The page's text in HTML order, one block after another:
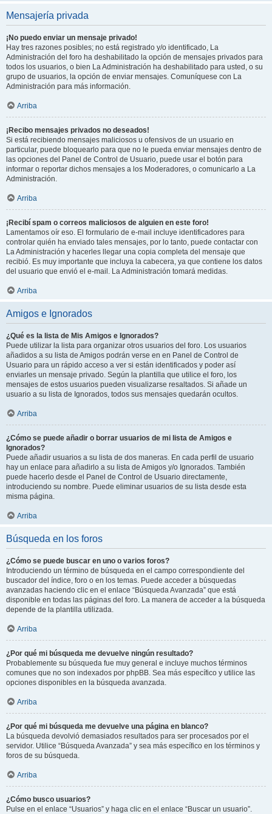
Mensajería privada
¡No puedo enviar un mensaje privado!
Hay tres razones posibles; no está registrado y/o identificado, La
Administración del foro ha deshabilitado la opción de mensajes privados para
todos los usuarios, o bien La Administración ha deshabilitado para usted, o su
grupo de usuarios, la opción de enviar mensajes. Comuníquese con La
Administración para más información.
Arriba
¡Recibo mensajes privados no deseados!
Si está recibiendo mensajes maliciosos u ofensivos de un usuario en
particular, puede bloquearlo para que no le pueda enviar mensajes dentro de
las opciones del Panel de Control de Usuario, puede usar el botón para
informar o reportar dichos mensajes a los Moderadores, o comunicarlo a La
Administración.
Arriba
¡Recibí spam o correos maliciosos de alguien en este foro!
Lamentamos oír eso. El formulario de e-mail incluye identificadores para
controlar quién ha enviado tales mensajes, por lo tanto, puede contactar con
La Administración y hacerles llegar una copia completa del mensaje que
recibió. Es muy importante que incluya la cabecera, ya que contiene los datos
del usuario que envió el e-mail. La Administración tomará medidas.
Arriba
Amigos e Ignorados
¿Qué es la lista de Mis Amigos e Ignorados?
Puede utilizar la lista para organizar otros usuarios del foro. Los usuarios
añadidos a su lista de Amigos podrán verse en en Panel de Control de
Usuario para un rápido acceso a ver si están identificados y poder así
enviarles un mensaje privado. Según la plantilla que utilice el foro, los
mensajes de estos usuarios pueden visualizarse resaltados. Si añade un
usuario a su lista de Ignorados, todos sus mensajes quedarán ocultos.
Arriba
¿Cómo se puede añadir o borrar usuarios de mi lista de Amigos e
Ignorados?
Puede añadir usuarios a su lista de dos maneras. En cada perfil de usuario
hay un enlace para añadirlo a su lista de Amigos y/o Ignorados. También
puede hacerlo desde el Panel de Control de Usuario directamente,
introduciendo su nombre. Puede eliminar usuarios de su lista desde esta
misma página.
Arriba
Búsqueda en los foros
¿Cómo se puede buscar en uno o varios foros?
Introduciendo un término de búsqueda en el campo correspondiente del
buscador del índice, foro o en los temas. Puede acceder a búsquedas
avanzadas haciendo clic en el enlace “Búsqueda Avanzada” que está
disponible en todas las páginas del foro. La manera de acceder a la búsqueda
depende de la plantilla utilizada.
Arriba
¿Por qué mi búsqueda me devuelve ningún resultado?
Probablemente su búsqueda fue muy general e incluye muchos términos
comunes que no son indexados por phpBB. Sea más específico y utilice las
opciones disponibles en la búsqueda avanzada.
Arriba
¿Por qué mi búsqueda me devuelve una página en blanco?
La búsqueda devolvió demasiados resultados para ser procesados por el
servidor. Utilice “Búsqueda Avanzada” y sea más específico en los términos y
foros de su búsqueda.
Arriba
¿Cómo busco usuarios?
Pulse en el enlace “Usuarios” y haga clic en el enlace “Buscar un usuario”.